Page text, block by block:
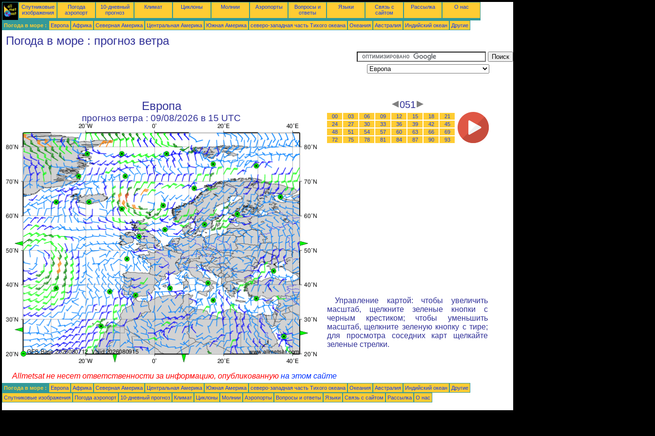
Спутниковые
изображения
Погода
аэропорт
10-дневный
прогноз
Климат Циклоны Молнии Аэропорты
Вопросы и
ответы
Языки
Связь с
сайтом
Рассылка О нас
Погода в море : Европа Африка Северная Америка Центральная Америка Южная Америка северо-западная часть Tихого океана Океания Австралия Индийский океан Другие
Погода в море : прогноз ветра
Европа
прогноз ветра : 09/08/2026 в 15 UTC
051
00 03 06 09 12 15 18
21
24
27 30 33 36 39 42
45
48
51 54 57 60 63 66
69
72
75 78 81 84 87 90 93
Управление картой: чтобы увеличить
масштаб, щелкните зеленые кнопки с
черным крестиком; чтобы уменьшить
масштаб, щелкните зеленую кнопку с тире;
для просмотра соседних карт щелкайте
зеленые стрелки.
Allmetsat не несет ответственности за информацию, опубликованную на этом сайте
Погода в море : Европа Африка Северная Америка Центральная Америка Южная Америка северо-западная часть Tихого океана Океания Австралия Индийский океан
Другие
Спутниковые изображения
Погода аэропорт 10-дневный прогноз Климат Циклоны Молнии Аэропорты Вопросы и ответы Языки Связь с сайтом Рассылка О нас